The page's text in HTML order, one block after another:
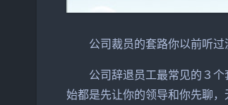
公司裁员的套路你以前听
公司辞退员工最常见的３
始都是先让你的领导和你先聊